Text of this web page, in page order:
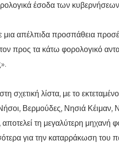
έσοδα των
μια απέλπιδα προσπάθεια
προς τα κάτω φορολογικό
σχετική λίστα, με το
Βερμούδες, Νησιά
αποτελεί τη μεγαλύτερη
για την καταρράκωση